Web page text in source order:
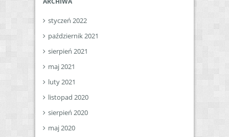
styczeń 2022
październik 2021
sierpień 2021
maj 2021
luty 2021
listopad 2020
sierpień 2020
maj 2020